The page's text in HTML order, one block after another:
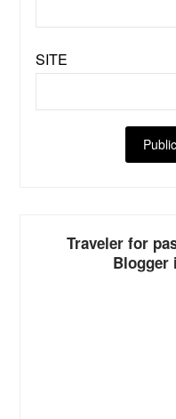
SITE
Traveler for
Blogger